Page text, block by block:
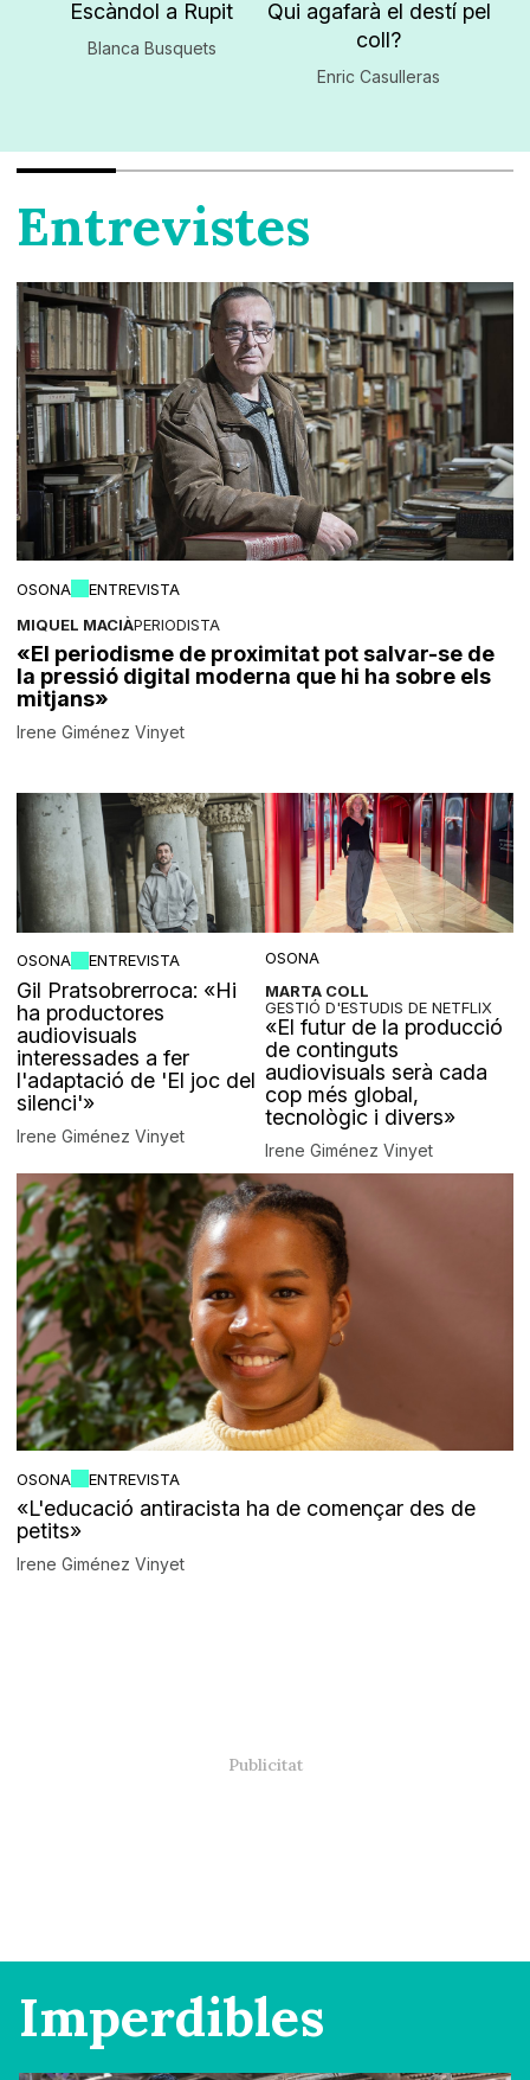
Escàndol a Rupit
Blanca Busquets
Qui agafarà el destí pel
coll?
Enric Casulleras
Entrevistes
OSONA
ENTREVISTA
MIQUEL MACIÀPERIODISTA
«El periodisme de proximitat pot salvar-se de
la pressió digital moderna que hi ha sobre els
mitjans»
Irene Giménez Vinyet
OSONA ENTREVISTA
Gil Pratsobrerroca: «Hi
ha productores
audiovisuals
interessades a fer
l'adaptació de 'El joc del
silenci'»
Irene Giménez Vinyet
OSONA
MARTA COLL
GESTIÓ D'ESTUDIS DE NETFLIX
«El futur de la producció
de continguts
audiovisuals serà cada
cop més global,
tecnològic i divers»
Irene Giménez Vinyet
OSONA ENTREVISTA
«L'educació antiracista ha de començar des de
petits»
Irene Giménez Vinyet
Imperdibles